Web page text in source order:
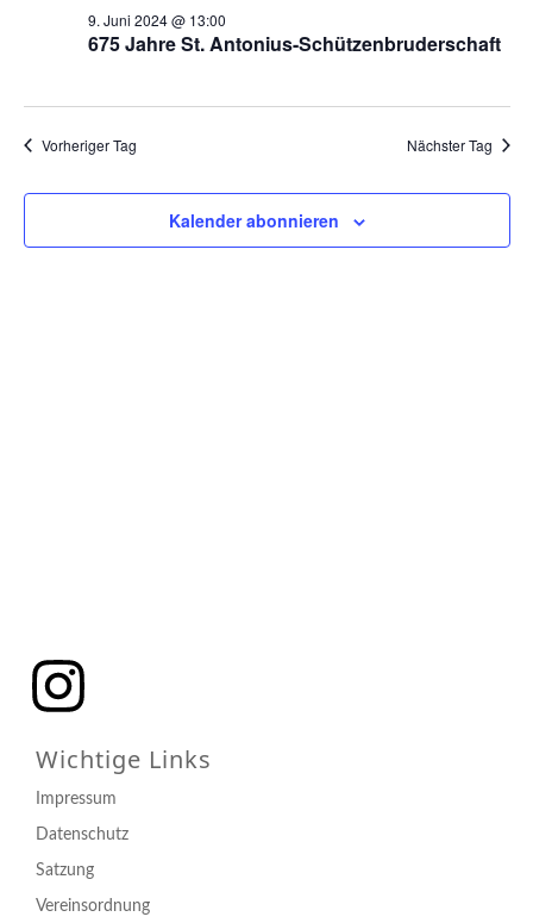
675 Jahre St. Antonius-Schützenbruderschaft
9. Juni 2024 @ 13:00
Vorheriger Tag Nächster Tag
Kalender abonnieren
Wichtige Links
Impressum
Datenschutz
Satzung
Vereinsordnung